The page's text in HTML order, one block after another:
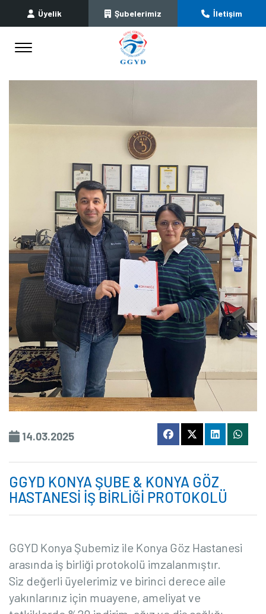
Üyelik Şubelerimiz İletişim
14.03.2025
GGYD KONYA ŞUBE & KONYA GÖZ
HASTANESİ İŞ BİRLİĞİ PROTOKOLÜ
GGYD Konya Şubemiz ile Konya Göz Hastanesi
arasında iş birliği protokolü imzalanmıştır.
Siz değerli üyelerimiz ve birinci derece aile
yakınlarınız için muayene, ameliyat ve